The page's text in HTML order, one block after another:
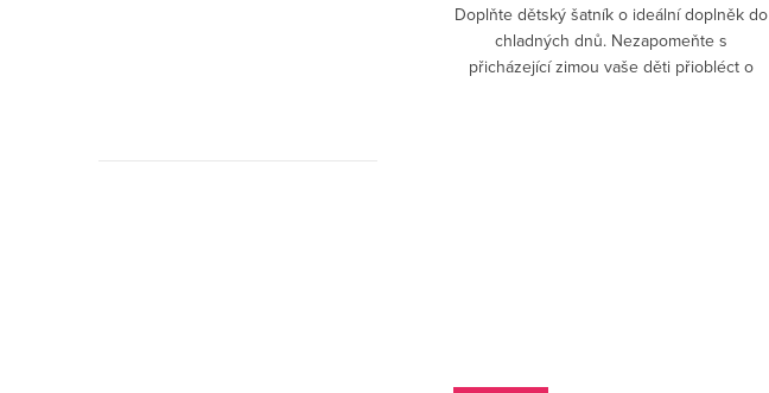
Doplňte dětský šatník o ideální doplněk do
chladných dnů. Nezapomeňte s
přicházející zimou vaše děti přiobléct o